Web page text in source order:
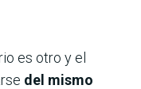
es otro y el
del mismo